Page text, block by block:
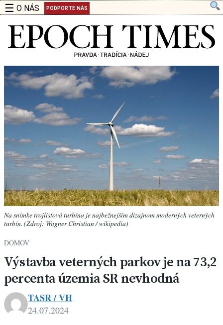
☰ O NÁS PODPORTE NÁS
Na snímke trojlistová turbína je najbežnejším dizajnom moderných veterných
turbín. (Zdroj: Wagner Christian / wikipedia)
DOMOV
Výstavba veterných parkov je na 73,2
percenta územia SR nevhodná
TASR / VH
24.07.2024